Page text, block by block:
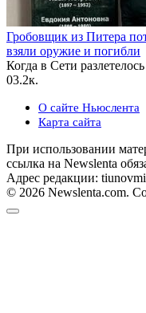
Гробовщик из Питера
взяли оружие и погибли
Когда в Сети
03.2к.
О сайте Ньюслента
Карта сайта
При использовании
ссылка на Newslenta
Адрес редакции:
© 2026 Newslenta.com.